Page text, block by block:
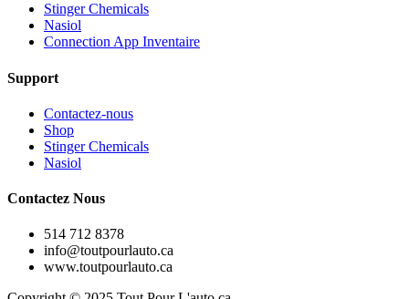
Stinger Chemicals
Nasiol
Connection App Inventaire
Support
Contactez-nous
Shop
Stinger Chemicals
Nasiol
Contactez Nous
514 712 8378
info@toutpourlauto.ca
www.toutpourlauto.ca